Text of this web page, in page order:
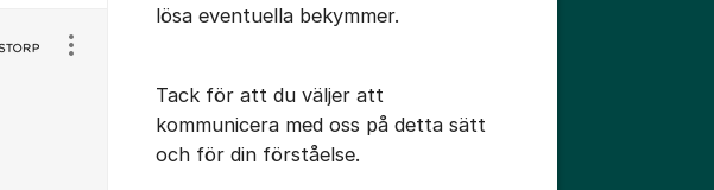
Visa/dölj inställningar för inlägg/kommentar
lösa eventuella bekymmer.
Tack för att du väljer att
kommunicera med oss på detta sätt
och för din förståelse.